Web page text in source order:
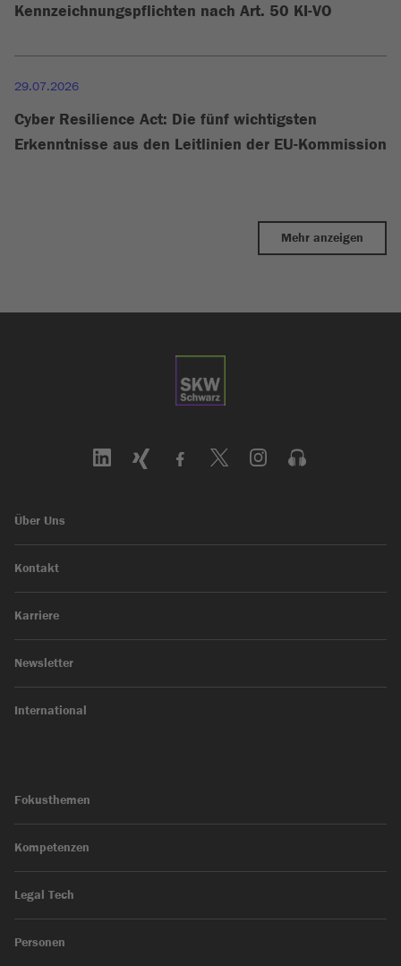
Kennzeichnungspflichten nach Art. 50 KI-VO
29.07.2026
Cyber Resilience Act: Die fünf wichtigsten
Erkenntnisse aus den Leitlinien der EU-Kommission
Mehr anzeigen
Über Uns
Kontakt
Karriere
Newsletter
International
Fokusthemen
Kompetenzen
Legal Tech
Personen